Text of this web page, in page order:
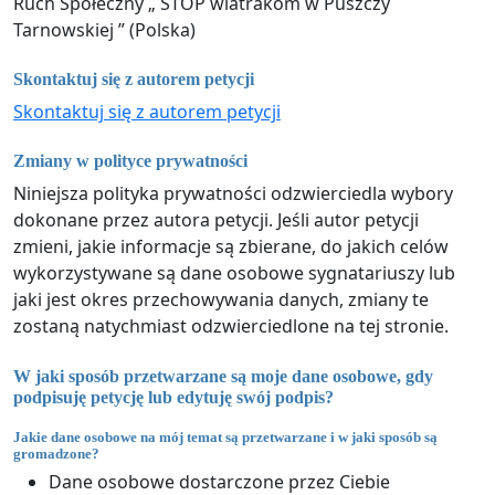
Tarnowskiej ” (Polska)
Skontaktuj się z autorem petycji
Skontaktuj się z autorem petycji
Zmiany w polityce prywatności
Niniejsza polityka prywatności odzwierciedla wybory
dokonane przez autora petycji. Jeśli autor petycji
zmieni, jakie informacje są zbierane, do jakich celów
wykorzystywane są dane osobowe sygnatariuszy lub
jaki jest okres przechowywania danych, zmiany te
zostaną natychmiast odzwierciedlone na tej stronie.
W jaki sposób przetwarzane są moje dane osobowe, gdy
podpisuję petycję lub edytuję swój podpis?
Jakie dane osobowe na mój temat są przetwarzane i w jaki sposób są
gromadzone?
Dane osobowe dostarczone przez Ciebie